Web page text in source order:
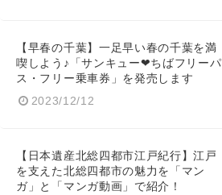
【早春の千葉】一足早い春の千葉を満
喫しよう♪「サンキュー❤ちばフリーパ
ス・フリー乗車券」を発売します
2023/12/12
【日本遺産北総四都市江戸紀行】江戸
を支えた北総四都市の魅力を「マン
ガ」と「マンガ動画」で紹介！